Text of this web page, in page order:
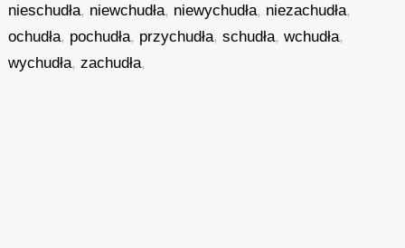
nieschudła, niewchudła, niewychudła, niezachudła,
ochudła, pochudła, przychudła,schudła,wchudła,
wychudła,zachudła,